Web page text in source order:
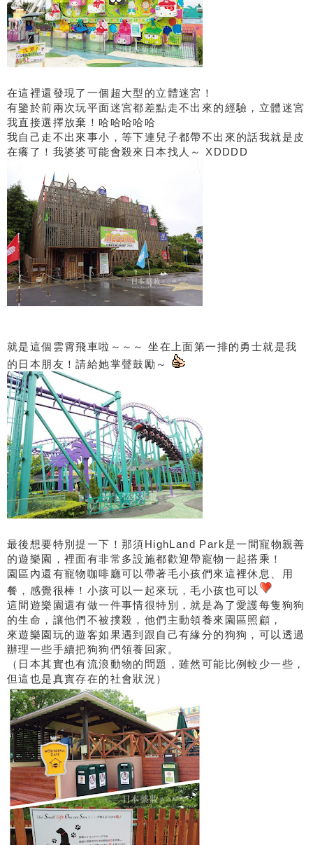
在這裡還發現了一個超大型的立體迷宮！
有鑒於前兩次玩平面迷宮都差點走不出來的經驗，立體迷宮
我直接選擇放棄！哈哈哈哈哈
我自己走不出來事小，等下連兒子都帶不出來的話我就是皮
在癢了！我婆婆可能會殺來日本找人～ XDDDD
就是這個雲霄飛車啦～～～ 坐在上面第一排的勇士就是我
的日本朋友！請給她掌聲鼓勵～
最後想要特別提一下！那須HighLand Park是一間寵物親善
的遊樂園，裡面有非常多設施都歡迎帶寵物一起搭乘！
園區內還有寵物咖啡廳可以帶著毛小孩們來這裡休息、用
餐，感覺很棒！小孩可以一起來玩，毛小孩也可以
這間遊樂園還有做一件事情很特別，就是為了愛護每隻狗狗
的生命，讓他們不被撲殺，他們主動領養來園區照顧，
來遊樂園玩的遊客如果遇到跟自己有緣分的狗狗，可以透過
辦理一些手續把狗狗們領養回家。
（日本其實也有流浪動物的問題，雖然可能比例較少一些，
但這也是真實存在的社會狀況）